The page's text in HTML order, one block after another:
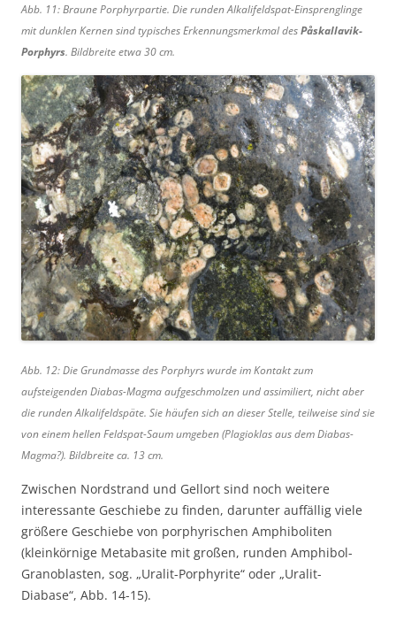
Abb. 11: Braune Porphyrpartie. Die runden Alkalifeldspat-Einsprenglinge
mit dunklen Kernen sind typisches Erkennungsmerkmal desPåskallavik-
Porphyrs. Bildbreite etwa 30 cm.
Abb. 12: Die Grundmasse des Porphyrs wurde im Kontakt zum
aufsteigenden Diabas-Magma aufgeschmolzen und assimiliert, nicht aber
die runden Alkalifeldspäte. Sie häufen sich an dieser Stelle, teilweise sind sie
von einem hellen Feldspat-Saum umgeben (Plagioklas aus dem Diabas-
Magma?). Bildbreite ca. 13 cm.
Zwischen Nordstrand und Gellort sind noch weitere
interessante Geschiebe zu finden, darunter auffällig viele
größere Geschiebe von porphyrischen Amphiboliten
(kleinkörnige Metabasite mit großen, runden Amphibol-
Granoblasten, sog. „Uralit-Porphyrite“ oder „Uralit-
Diabase“, Abb. 14-15).